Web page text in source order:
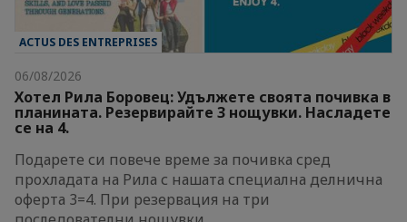
ACTUS DES ENTREPRISES
06/08/2026
Хотел Рила Боровец: Удължете своята почивка в
планината. Резервирайте 3 нощувки. Насладете
се на 4.
Подарете си повече време за почивка сред
прохладата на Рила с нашата специална делнична
оферта 3=4. При резервация на три